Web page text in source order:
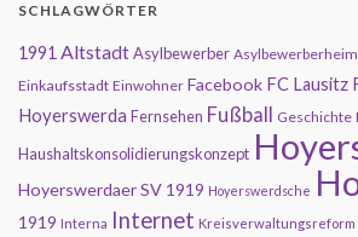
SCHLAGWÖRTER
1991 AltstadtAsylbewerber Asylbewerberheim
Einkaufsstadt Einwohner Facebook FC Lausitz
Hoyerswerda Fernsehen Fußball Geschichte
Haushaltskonsolidierungskonzept
Hoyerswerdaer SV 1919 Hoyerswerdsche
1919 Interna Internet Kreisverwaltungsreform